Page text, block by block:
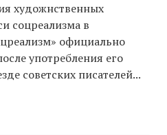
художнственных
соцреализма в
официально
употребления его
советских писателей...